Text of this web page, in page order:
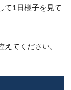
て1日様子を見て
えてください。